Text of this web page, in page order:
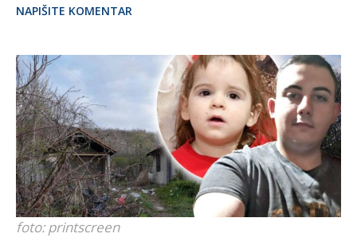
NAPIŠITE KOMENTAR
foto: printscreen